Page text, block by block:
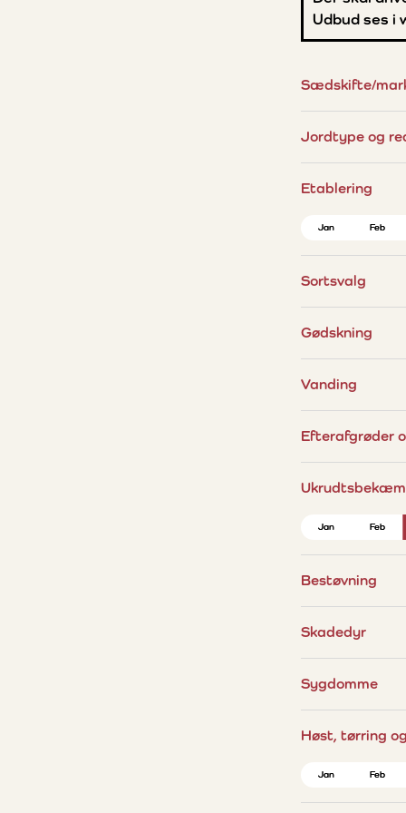
Udbud ses i
Sædskifte/
Jordtype og
Etablering
Jan
Jan Feb
Feb
Sortsvalg
Gødskning
Vanding
Efterafgrøder
Jan
Jan Feb
Feb
Bestøvning
Skadedyr
Sygdomme
Høst, tørring
Jan
Jan Feb
Feb